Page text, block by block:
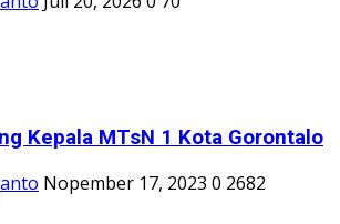
Kepala MTsN 1 Kota Gorontalo
Nopember 17, 2023 0 2682